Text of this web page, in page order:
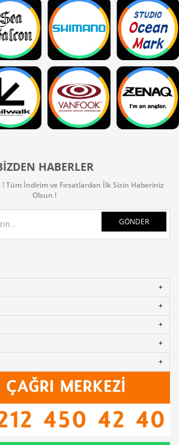
HABERLER
Tüm İndirim ve Fırsatlardan İlk Sizin Haberiniz
Olsun !
GÖNDER